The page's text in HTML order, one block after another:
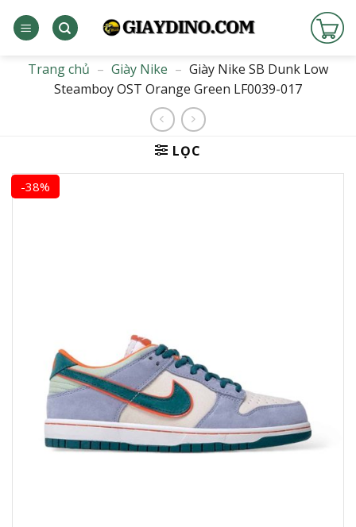
qua
dungTrang chủ – Giày Nike – Giày Nike SB Dunk Low
Steamboy OST Orange Green LF0039-017
LỌC
-38%